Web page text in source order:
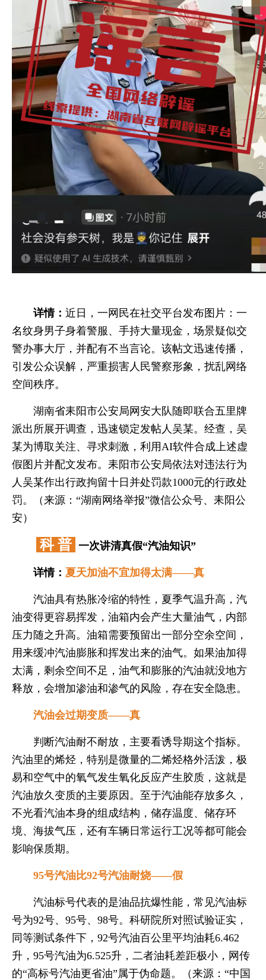
详情： 近日，一网民在社交平台发布图片：一
名纹身男子身着警服、手持大量现金，场景疑似交
警办事大厅，并配有不当言论。该帖文迅速传播，
引发公众误解，严重损害人民警察形象，扰乱网络
空间秩序。
湖南省耒阳市公安局网安大队随即联合五里牌
派出所展开调查，迅速锁定发帖人吴某。经查，吴
某为博取关注、寻求刺激，利用AI软件合成上述虚
假图片并配文发布。耒阳市公安局依法对违法行为
人吴某作出行政拘留十日并处罚款1000元的行政处
罚。（来源：“湖南网络举报”微信公众号、耒阳公
安）
科 普 一次讲清真假“汽油知识”
详情： 夏天加油不宜加得太满——真
汽油具有热胀冷缩的特性，夏季气温升高，汽
油变得更容易挥发，油箱内会产生大量油气，内部
压力随之升高。油箱需要预留出一部分空余空间，
用来缓冲汽油膨胀和挥发出来的油气。如果油加得
太满，剩余空间不足，油气和膨胀的汽油就没地方
释放，会增加渗油和渗气的风险，存在安全隐患。
汽油会过期变质——真
判断汽油耐不耐放，主要看诱导期这个指标。
汽油里的烯烃，特别是微量的二烯烃格外活泼，极
易和空气中的氧气发生氧化反应产生胶质，这就是
汽油放久变质的主要原因。至于汽油能存放多久，
不光看汽油本身的组成结构，储存温度、储存环
境、海拔气压，还有车辆日常运行工况等都可能会
影响保质期。
95号汽油比92号汽油耐烧——假
汽油标号代表的是油品抗爆性能，常见汽油标
号为92号、95号、98号。科研院所对照试验证实，
同等测试条件下，92号汽油百公里平均油耗6.462
升，95号汽油为6.525升，二者油耗差距极小，网传
的“高标号汽油更省油”属于伪命题。（来源：“中国